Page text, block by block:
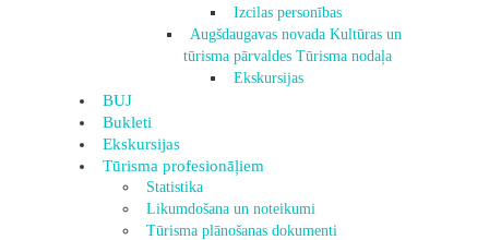
Izcilas personības
Augšdaugavas novada Kultūras un
tūrisma pārvaldes Tūrisma nodaļa
Ekskursijas
BUJ
Bukleti
Ekskursijas
Tūrisma profesionāļiem
Statistika
Likumdošana un noteikumi
Tūrisma plānošanas dokumenti